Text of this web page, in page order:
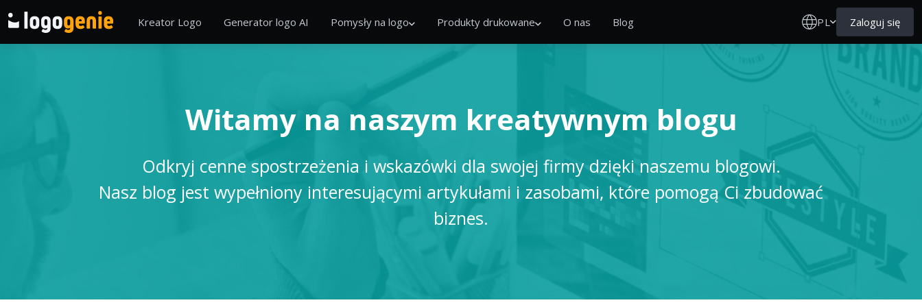
Kreator Logo Generator logo AI Pomysły na logo Produkty drukowane O nas Blog PL Zaloguj się
Witamy na naszym kreatywnym blogu
Odkryj cenne spostrzeżenia i wskazówki dla swojej firmy dzięki naszemu blogowi.
Nasz blog jest wypełniony interesującymi artykułami i zasobami, które pomogą Ci zbudować
biznes.